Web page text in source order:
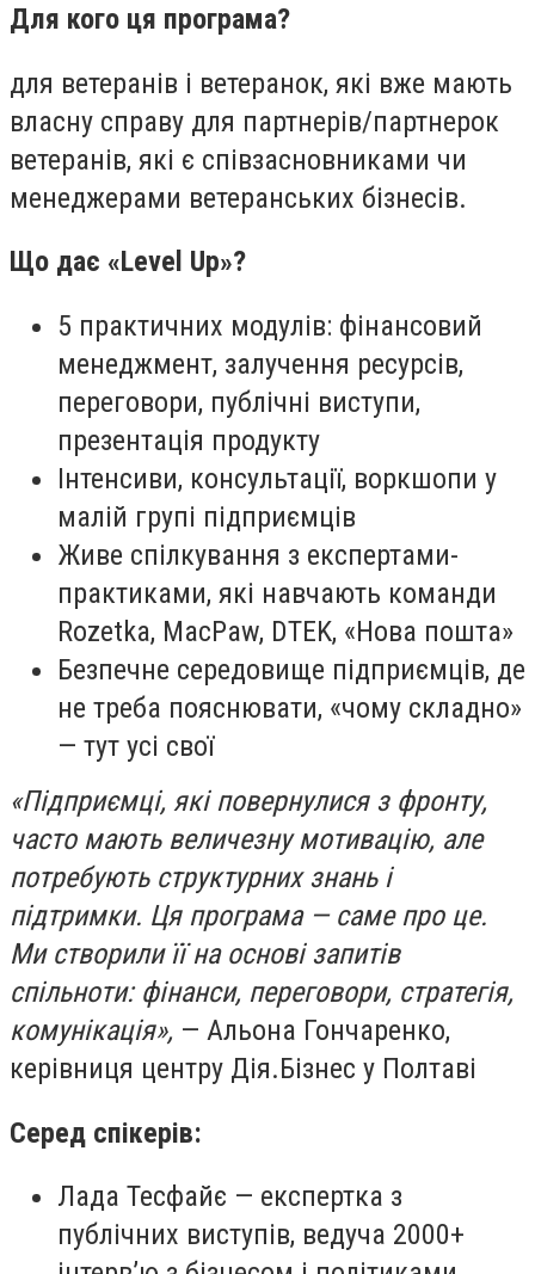
Для кого ця програма?
для ветеранів і ветеранок, які вже мають
власну справу для партнерів/партнерок
ветеранів, які є співзасновниками чи
менеджерами ветеранських бізнесів.
Що дає «Level Up»?
5 практичних модулів: фінансовий
менеджмент, залучення ресурсів,
переговори, публічні виступи,
презентація продукту
Інтенсиви, консультації, воркшопи у
малій групі підприємців
Живе спілкування з експертами-
практиками, які навчають команди
Rozetka, MacPaw, DTEK, «Нова пошта»
Безпечне середовище підприємців, де
не треба пояснювати, «чому складно»
— тут усі свої
«Підприємці, які повернулися з фронту,
часто мають величезну мотивацію, але
потребують структурних знань і
підтримки. Ця програма — саме про це.
Ми створили її на основі запитів
спільноти: фінанси, переговори, стратегія,
комунікація», — Альона Гончаренко,
керівниця центру Дія.Бізнес у Полтаві
Серед спікерів:
Лада Тесфайє — експертка з
публічних виступів, ведуча 2000+